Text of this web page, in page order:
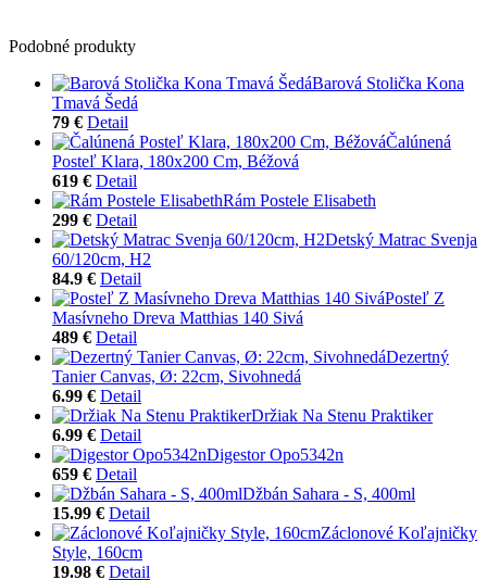
Podobné produkty
Barová Stolička Kona
Tmavá Šedá
79 € Detail
Čalúnená
Posteľ Klara, 180x200 Cm, Béžová
619 € Detail
Rám Postele Elisabeth
299 € Detail
Detský Matrac Svenja
60/120cm, H2
84.9 € Detail
Posteľ Z
Masívneho Dreva Matthias 140 Sivá
489 € Detail
Dezertný
Tanier Canvas, Ø: 22cm, Sivohnedá
6.99 € Detail
Držiak Na Stenu Praktiker
6.99 € Detail
Digestor Opo5342n
659 € Detail
Džbán Sahara - S, 400ml
15.99 € Detail
Záclonové Koľajničky
Style, 160cm
19.98 € Detail